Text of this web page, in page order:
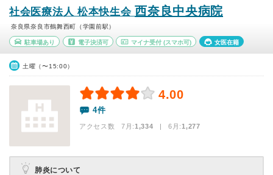
社会医療法人 松本快生会 西奈良中央病院
奈良県奈良市鶴舞西町（学園前駅）
駐車場あり 電子決済可 マイナ受付 (スマホ可) 女医在籍
土曜（〜15:00）
4.00
4件
アクセス数 7月:1,334 | 6月:1,277
肺炎について